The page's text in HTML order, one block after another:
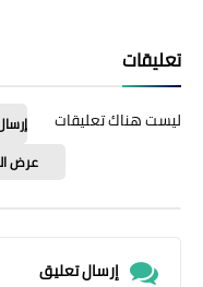
تعليقات
ليست هناك تعليقات
عرض
إرسال تعليق